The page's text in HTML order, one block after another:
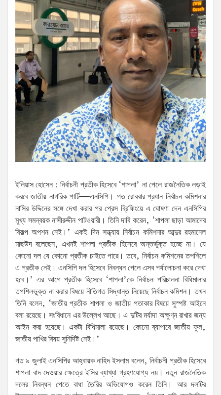
ইলিয়াস হোসেন : নির্বাচনী প্রতীক হিসেবে ‘শাপলা’ না পেলে রাজনৈতিক লড়াই
করবে জাতীয় নাগরিক পার্টি—এনসিপি। গত রোববার প্রধান নির্বাচন কমিশনার
নাসির উদ্দিনের সঙ্গে দেখা করার পর প্রেস ব্রিফিংয়ে এ ঘোষণা দেন এনসিপির
মুখ্য সমন্বয়ক নাসীরুদ্দীন পাটওয়ারী। তিনি দাবি করেন, ‘শাপলা ছাড়া আমাদের
বিকল্প অপশন নেই।’ একই দিন সন্ধ্যায় নির্বাচন কমিশনার আব্দুর রহমানেল
মাছউদ বলেছেন, এখনই শাপলা প্রতীক হিসেবে অন্তর্ভুক্ত হচ্ছে না। যে
কোনো দল যে কোনো প্রতীক চাইতে পারে। তবে, নির্বাচন কমিশনের তপশিলে
এ প্রতীক নেই। এনসিপি দল হিসেবে নিবন্ধন পেলে এসব পর্যালোচনা করে দেখা
হবে।’ এর আগে প্রতীক হিসেবে ‘শাপলা’কে নির্বাচন পরিচালনা বিধিমালার
তপশিলভুক্ত না করার বিষয়ে নীতিগত সিদ্ধান্ত নিয়েছে নির্বাচন কমিশন। তখন
তিনি বলেন, ‘জাতীয় প্রতীক শাপলা ও জাতীয় পতাকার বিষয়ে সুস্পষ্ট আইনে
বলা রয়েছে। সংবিধানে এর উল্লেখ আছে। এ দুটির মর্যাদা অক্ষুণ্ন রাখার জন্য
আইন করা হয়েছে। একটা বিধিমালা রয়েছে। কোনো ব্যাপারে জাতীয় ফুল,
জাতীয় পাখির বিষয় সুনির্দিষ্ট নেই।’
গত ৯ জুলাই এনসিপির আহ্বায়ক নাহিদ ইসলাম বলেন, নির্বাচনী প্রতীক হিসেবে
শাপলা বাদ দেওয়ার ক্ষেত্রে ইসির ব্যাখ্যা গ্রহণযোগ্য নয়। নতুন রাজনৈতিক
দলের নিবন্ধন পেতে বাধা তৈরির অভিযোগও করেন তিনি। আর দলটির